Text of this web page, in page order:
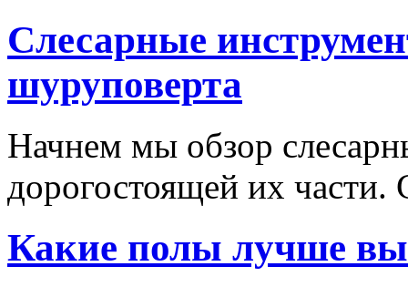
Слесарные
шуруповерта
Начнем мы обзор
дорогостоящей их части.
Какие полы лучше